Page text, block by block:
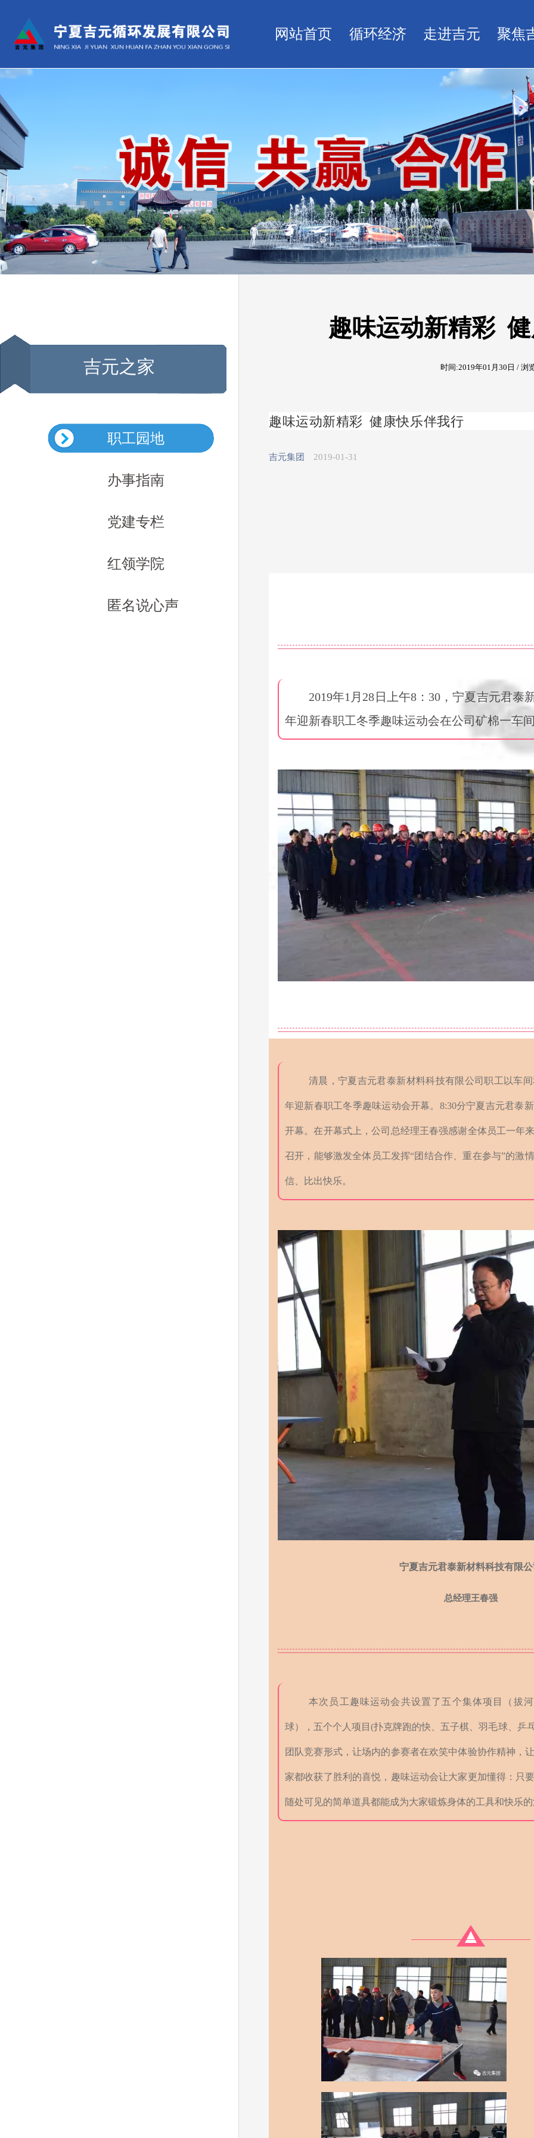
网站首页 循环经济 走进吉元 聚焦
吉元之家
职工园地
办事指南
党建专栏
红领学院
匿名说心声
趣味运动新精彩
时间:2019年01月30日 / 浏
趣味运动新精彩 健康快乐伴我行
吉元集团 2019-01-31
2019年1月28日上午8：30，宁夏吉元君泰
年迎新春职工冬季趣味运动会在公司矿棉一车
清晨，宁夏吉元君泰新材料科技有限公司职工以车
年迎新春职工冬季趣味运动会开幕。8:30分宁夏吉元君泰
开幕。在开幕式上，公司总经理王春强感谢全体员工一年
召开，能够激发全体员工发挥“团结合作、重在参与”的激
信、比出快乐。
宁夏吉元君泰新材料科技有限
总经理王春强
本次员工趣味运动会共设置了五个集体项目（拔
球），五个个人项目(扑克牌跑的快、五子棋、羽毛球、乒
团队竞赛形式，让场内的参赛者在欢笑中体验协作精神，
家都收获了胜利的喜悦，趣味运动会让大家更加懂得：只
随处可见的简单道具都能成为大家锻炼身体的工具和快乐